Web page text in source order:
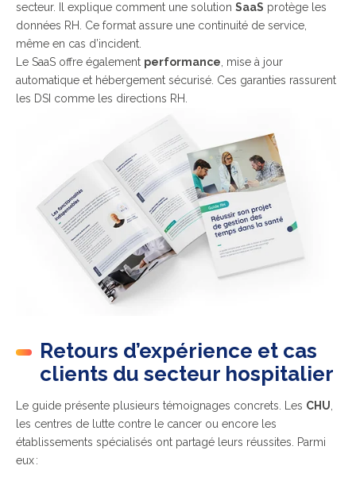
secteur. Il explique comment une solution SaaS protège les
données RH. Ce format assure une continuité de service,
même en cas d’incident.
Le SaaS offre également performance , mise à jour
automatique et hébergement sécurisé. Ces garanties rassurent
les DSI comme les directions RH.
Retours d’expérience et cas
clients du secteur hospitalier
Le guide présente plusieurs témoignages concrets. Les CHU
les centres de lutte contre le cancer ou encore les
établissements spécialisés ont partagé leurs réussites. Parmi
eux :